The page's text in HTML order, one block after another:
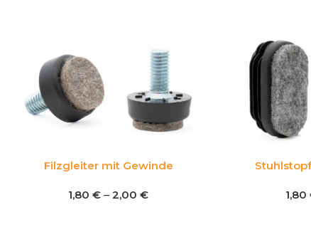
Filzgleiter mit Gewinde
1,80€ –2,00€ 1,80